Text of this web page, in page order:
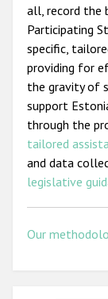
all, record the
Participating
specific,
providing for
the gravity of
support
through the
tailored
and data
legislative
Our